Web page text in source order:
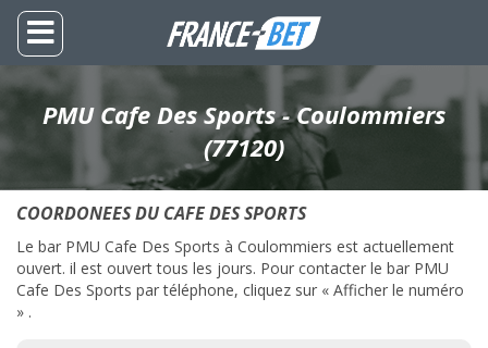
PMU Cafe Des Sports - Coulommiers
(77120)
COORDONEES DU CAFE DES SPORTS
Le bar PMU Cafe Des Sports à Coulommiers est actuellement
ouvert. il est ouvert tous les jours. Pour contacter le bar PMU
Cafe Des Sports par téléphone, cliquez sur « Afficher le numéro
» .